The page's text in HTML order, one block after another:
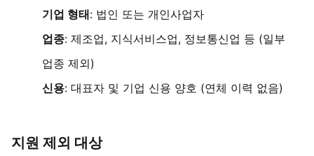
기업 형태: 법인 또는 개인사업자
업종: 제조업, 지식서비스업, 정보통신업 등 (일부
업종 제외)
신용: 대표자 및 기업 신용 양호 (연체 이력 없음)
지원 제외 대상